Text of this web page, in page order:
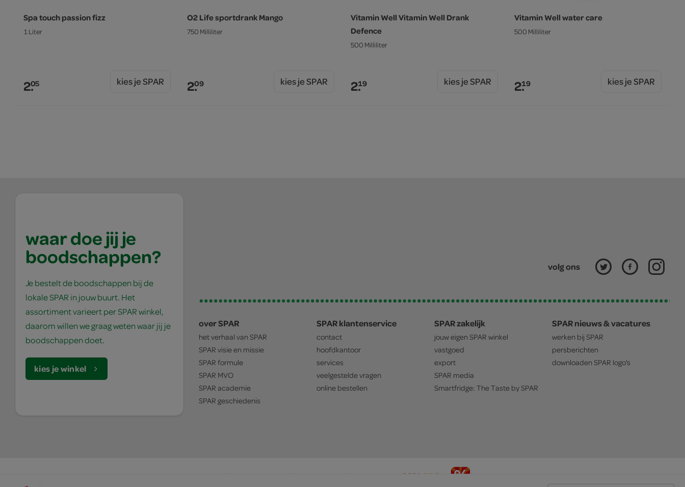
Spa touch passion fizz
1 Liter
2.05 kies je SPAR
O2 Life sportdrank Mango
750 Milliliter
2.09 kies je SPAR
Vitamin Well Vitamin Well Drank
Defence
500 Milliliter
2.19 kies je SPAR
Vitamin Well water care
500 Milliliter
2.19 kies je SPAR
waar doe jij je
boodschappen?
Je bestelt de boodschappen bij de
lokale SPAR in jouw buurt. Het
assortiment varieert per SPAR winkel,
daarom willen we graag weten waar jij je
boodschappen doet.
kies je winkel
volg ons
over SPAR
het verhaal van SPAR
SPAR visie en missie
SPAR formule
SPAR MVO
SPAR academie
SPAR geschiedenis
SPAR klantenservice
contact
hoofdkantoor
services
veelgestelde vragen
online bestellen
SPAR zakelijk
jouw eigen SPAR winkel
vastgoed
export
SPAR media
Smartfridge: The Taste bySPAR
SPAR nieuws & vacatures
werken bij SPAR
persberichten
downloaden SPAR logo's